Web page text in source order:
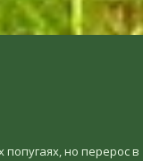
но перерос в